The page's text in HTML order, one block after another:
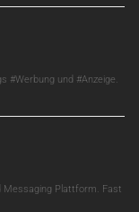
#Werbung und #Anzeige.
Messaging Plattform. Fast